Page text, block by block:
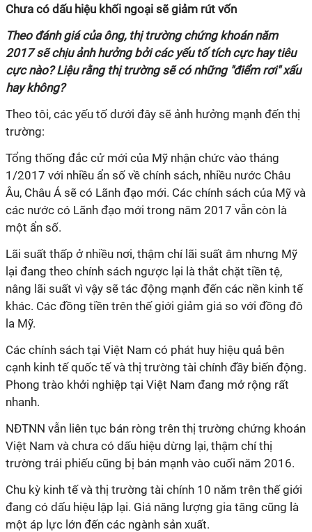
Chưa có dấu hiệu khối ngoại sẽ giảm rút vốn
Theo đánh giá của ông, thị trường chứng khoán năm
2017 sẽ chịu ảnh hưởng bởi các yếu tố tích cực hay tiêu
cực nào? Liệu rằng thị trường sẽ có những "điểm rơi" xấu
hay không?
Theo tôi, các yếu tố dưới đây sẽ ảnh hưởng mạnh đến thị
trường:
Tổng thống đắc cử mới của Mỹ nhận chức vào tháng
1/2017 với nhiều ẩn số về chính sách, nhiều nước Châu
Âu, Châu Á sẽ có Lãnh đạo mới. Các chính sách của Mỹ và
các nước có Lãnh đạo mới trong năm 2017 vẫn còn là
một ẩn số.
Lãi suất thấp ở nhiều nơi, thậm chí lãi suất âm nhưng Mỹ
lại đang theo chính sách ngược lại là thắt chặt tiền tệ,
nâng lãi suất vì vậy sẽ tác động mạnh đến các nền kinh tế
khác. Các đồng tiền trên thế giới giảm giá so với đồng đô
la Mỹ.
Các chính sách tại Việt Nam có phát huy hiệu quả bên
cạnh kinh tế quốc tế và thị trường tài chính đầy biến động.
Phong trào khởi nghiệp tại Việt Nam đang mở rộng rất
nhanh.
NĐTNN vẫn liên tục bán ròng trên thị trường chứng khoán
Việt Nam và chưa có dấu hiệu dừng lại, thậm chí thị
trường trái phiếu cũng bị bán mạnh vào cuối năm 2016.
Chu kỳ kinh tế và thị trường tài chính 10 năm trên thế giới
đang có dấu hiệu lập lại. Giá năng lượng gia tăng cũng là
một áp lực lớn đến các ngành sản xuất.